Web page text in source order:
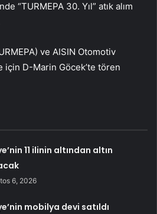
“TURMEPA 30. Yıl” atık alım
ve AISIN Otomotiv
için D-Marin Göcek’te tören
11 ilinin altından altın
6, 2026
mobilya devi satıldı